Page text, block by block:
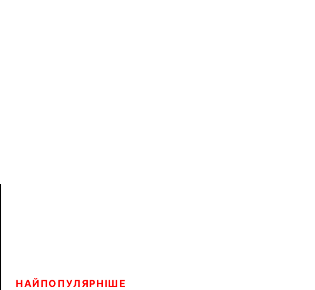
НАЙПОПУЛЯРНІШЕ